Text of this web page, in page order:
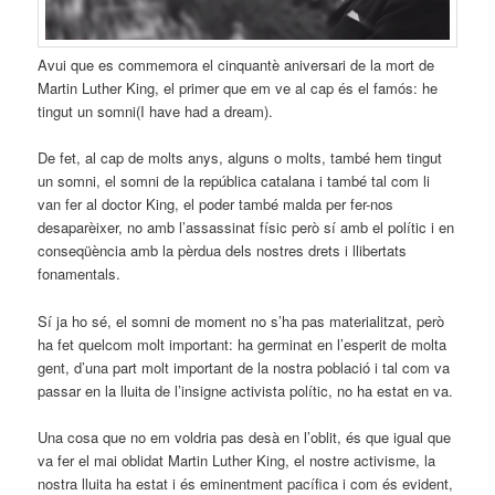
Avui que es commemora el cinquantè aniversari de la mort de
Martin Luther King, el primer que em ve al cap és el famós: he
tingut un somni(I have had a dream).
De fet, al cap de molts anys, alguns o molts, també hem tingut
un somni, el somni de la república catalana i també tal com li
van fer al doctor King, el poder també malda per fer-nos
desaparèixer, no amb l’assassinat físic però sí amb el polític i en
conseqüència amb la pèrdua dels nostres drets i llibertats
fonamentals.
Sí ja ho sé, el somni de moment no s’ha pas materialitzat, però
ha fet quelcom molt important: ha germinat en l’esperit de molta
gent, d’una part molt important de la nostra població i tal com va
passar en la lluita de l’insigne activista polític, no ha estat en va.
Una cosa que no em voldria pas desà en l’oblit, és que igual que
va fer el mai oblidat Martin Luther King, el nostre activisme, la
nostra lluita ha estat i és eminentment pacífica i com és evident,